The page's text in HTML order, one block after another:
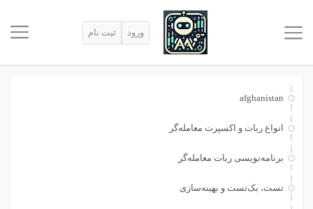
ورود ثبت نام
afghanistan
انواع ربات و اکسپرت معامله‌گر
برنامه‌نویسی ربات معامله‌گر
تست، بک‌تست و بهینه‌سازی